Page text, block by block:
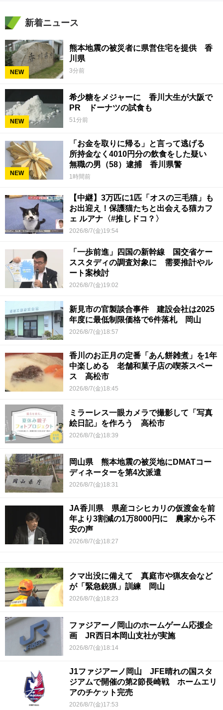
新着ニュース
NEW
熊本地震の被災者に県営住宅を提供 香
川県
3分前
NEW
希少糖をメジャーに 香川大生が大阪で
PR ドーナツの試食も
51分前
NEW
「お金を取りに帰る」と言って逃げる
所持金なく4010円分の飲食をした疑い
無職の男（58）逮捕 香川県警
1時間前
【中継】3万匹に1匹「オスの三毛猫」も
お出迎え！保護猫たちと出会える猫カフ
ェ ルアナ〈#推しドコ？〉
2026/8/7(金)19:54
「一歩前進」四国の新幹線 国交省ケー
ススタディの調査対象に 需要推計やル
ート案検討
2026/8/7(金)19:02
新見市の官製談合事件 建設会社は2025
年度に最低制限価格で6件落札 岡山
2026/8/7(金)18:57
香川のお正月の定番「あん餅雑煮」を1年
中楽しめる 老舗和菓子店の喫茶スペー
ス 高松市
2026/8/7(金)18:45
ミラーレス一眼カメラで撮影して「写真
絵日記」を作ろう 高松市
2026/8/7(金)18:39
岡山県 熊本地震の被災地にDMATコー
ディネーターを第4次派遣
2026/8/7(金)18:31
JA香川県 県産コシヒカリの仮渡金を前
年より3割減の1万8000円に 農家から不
安の声
2026/8/7(金)18:27
クマ出没に備えて 真庭市や猟友会など
が「緊急銃猟」訓練 岡山
2026/8/7(金)18:23
ファジアーノ岡山のホームゲーム応援企
画 JR西日本岡山支社が実施
2026/8/7(金)18:14
J1ファジアーノ岡山 JFE晴れの国スタ
ジアムで開催の第2節長崎戦 ホームエリ
アのチケット完売
2026/8/7(金)17:53